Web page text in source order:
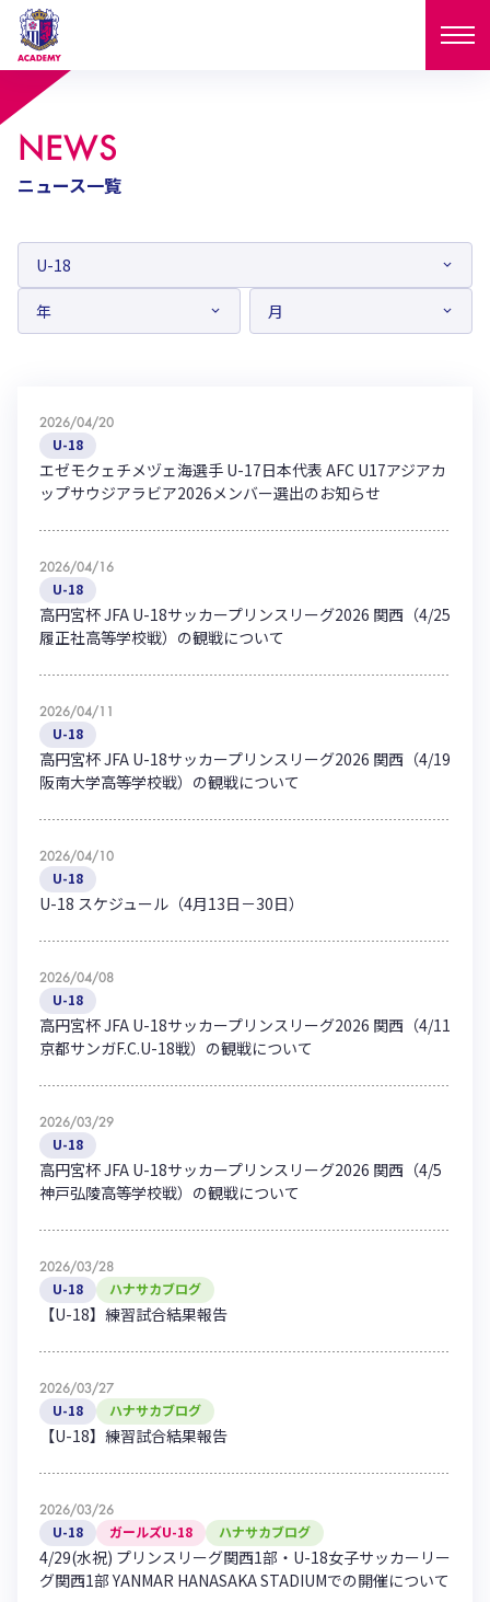
ニュース
U-18 U-15
ガールズU-15
試合日程
西U-15
U-12 ガールズU-18
選手
PLAYERS
U-18
西U-15 和歌山U-15
U-12 ガールズU-18
ガールズU-15
スタッフ
SELECTION
セレクション
アカデミー
セレクション
フィロソフィー
ハナサカクラブ
セレッソ大阪
NEWS
ニュース一覧
2026/04/20
U-18
エゼモクェチメヅェ海選手 U-17日本代表 AFC U17アジアカ
ップサウジアラビア2026メンバー選出のお知らせ
2026/04/16
U-18
高円宮杯 JFA U-18サッカープリンスリーグ2026 関西（4/25
履正社高等学校戦）の観戦について
2026/04/11
U-18
高円宮杯 JFA U-18サッカープリンスリーグ2026 関西（4/19
阪南大学高等学校戦）の観戦について
2026/04/10
U-18
U-18 スケジュール（4月13日－30日）
2026/04/08
U-18
高円宮杯 JFA U-18サッカープリンスリーグ2026 関西（4/11
京都サンガF.C.U-18戦）の観戦について
2026/03/29
U-18
高円宮杯 JFA U-18サッカープリンスリーグ2026 関西（4/5
神戸弘陵高等学校戦）の観戦について
2026/03/28
U-18 ハナサカブログ
【U-18】練習試合結果報告
2026/03/27
U-18 ハナサカブログ
【U-18】練習試合結果報告
2026/03/26
U-18 ガールズU-18 ハナサカブログ
4/29(水祝) プリンスリーグ関西1部・U-18女子サッカーリー
グ関西1部 YANMAR HANASAKA STADIUMでの開催について